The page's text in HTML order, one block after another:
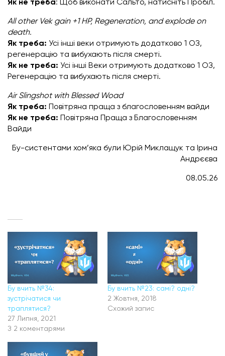
Як не треба: Щоб виконати Сальто, натисніть Пробіл.
All other Vek gain +1 HP, Regeneration, and explode on
death.
Як треба: Усі інші веки отримують додатково 1 ОЗ,
регенерацію та вибухають після смерті.
Як не треба: Усі інші Веки отримують додатково 1 ОЗ,
Регенерацію та вибухають після смерті.
Air Slingshot with Blessed Woad
Як треба: Повітряна праща з благословенням вайди
Як не треба: Повітряна Праща з Благословенням
Вайди
Бу-систентами хом’яка були Юрій Миклащук та Ірина
Андрєєва
08.05.26
Бу вчить №34:
зустрічатися чи
траплятися?
27 Липня, 2021
З 2 коментарями
Бу вчить №23: самі? одні?
2 Жовтня, 2018
Схожий запис